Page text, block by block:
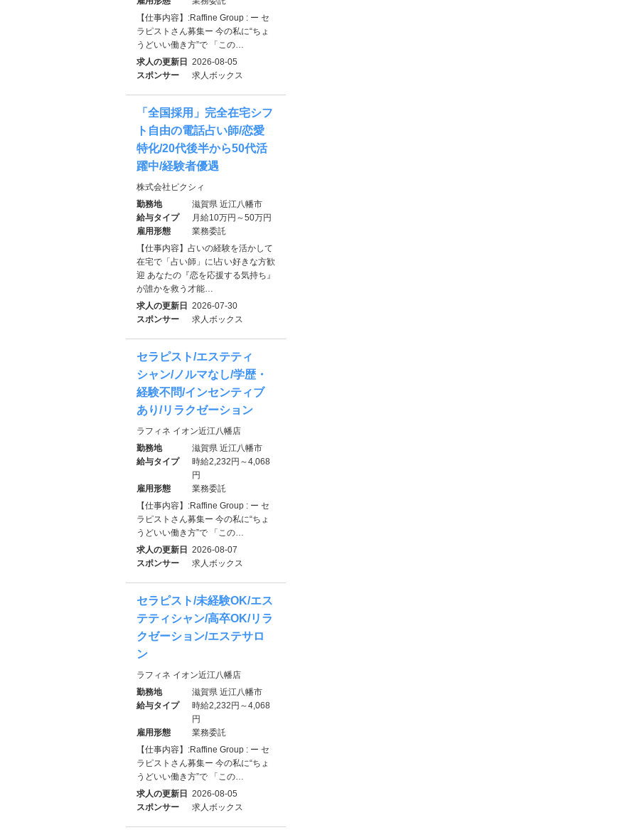
【仕事内容】:Raffine Group : ー セ
ラピストさん募集ー 今の私に“ちょ
うどいい働き方”で 「この…
求人の更新日
2026-08-05
スポンサー
求人ボックス
「全国採用」完全在宅シフ
ト自由の電話占い師/恋愛
特化/20代後半から50代活
躍中/経験者優遇
株式会社ピクシィ
勤務地
滋賀県 近江八幡市
給与タイプ
月給10万円～50万円
雇用形態
業務委託
【仕事内容】占いの経験を活かして
在宅で「占い師」に!占い好きな方歓
迎 あなたの『恋を応援する気持ち』
が誰かを救う才能…
求人の更新日
2026-07-30
スポンサー
求人ボックス
セラピスト/エステティ
シャン/ノルマなし/学歴・
経験不問/インセンティブ
あり/リラクゼーション
ラフィネ イオン近江八幡店
勤務地
滋賀県 近江八幡市
給与タイプ
時給2,232円～4,068
円
雇用形態
業務委託
【仕事内容】:Raffine Group : ー セ
ラピストさん募集ー 今の私に“ちょ
うどいい働き方”で 「この…
求人の更新日
2026-08-07
スポンサー
求人ボックス
セラピスト/未経験OK/エス
テティシャン/高卒OK/リラ
クゼーション/エステサロ
ン
ラフィネ イオン近江八幡店
勤務地
滋賀県 近江八幡市
給与タイプ
時給2,232円～4,068
円
雇用形態
業務委託
【仕事内容】:Raffine Group : ー セ
ラピストさん募集ー 今の私に“ちょ
うどいい働き方”で 「この…
求人の更新日
2026-08-05
スポンサー
求人ボックス